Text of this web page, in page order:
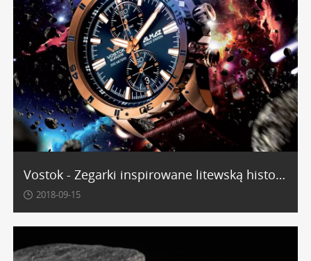
Vostok - Zegarki inspirowane litewską historią
2018-09-15